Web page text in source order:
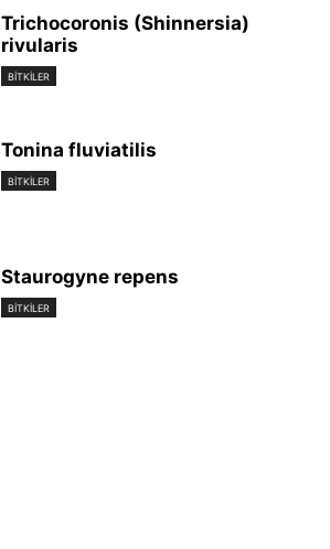
Trichocoronis (Shinnersia)
rivularis
BİTKİLER
Tonina fluviatilis
BİTKİLER
Staurogyne repens
BİTKİLER